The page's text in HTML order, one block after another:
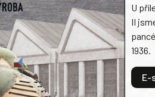
U
II
1936.
E-